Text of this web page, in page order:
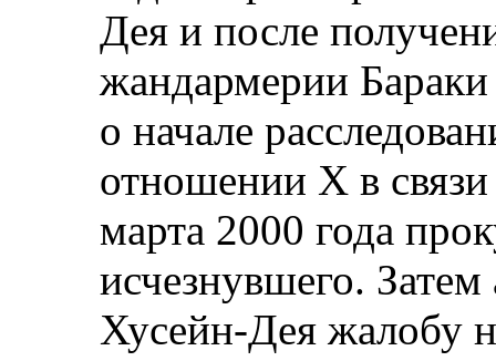
Дея и после
жандармерии
о начале
отношении X в
марта 2000 года
исчезнувшего. Затем
Хусейн-Дея жалобу